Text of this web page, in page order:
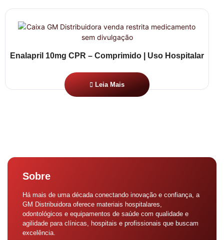
Enalapril 10mg CPR – Comprimido | Uso Hospitalar
Leia Mais
Sobre
Há mais de uma década conectando inovação e confiança, a
GM Distribuidora oferece materiais hospitalares,
odontológicos e equipamentos de saúde com qualidade e
agilidade para clínicas, hospitais e profissionais que buscam
excelência.